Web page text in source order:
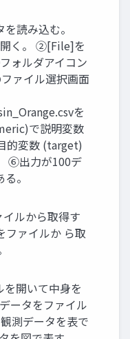
読み込む。
く。 ②[File]を
ォルダアイコン
ァイル選択画面
を
で説明変数
的変数 (target)
⑥出力が100デ
。
ルから取得す
ファイルか ら取
開いて中身を
ータをファイル
測データを表で